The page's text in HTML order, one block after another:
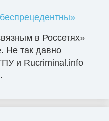
в Россетях»
Не так давно
и Rucriminal.info